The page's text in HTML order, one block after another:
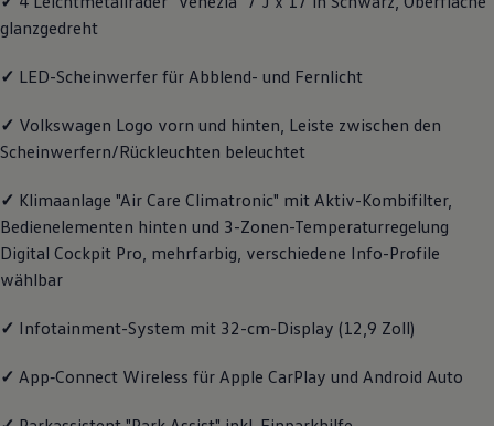
Volkswagen Apps, Login und Shop
Über Ihr Auto
Vorgängermodelle
Volkswagen Kundenbetreuung
Warn- und Kontrollleuchten
Live Beratung
Magazin
Lifestyle
Transport
Volkswagen R
Volkswagen Kundenbetreuung
glanzgedreht
✓ LED-Scheinwerfer für Abblend- und Fernlicht
✓ Volkswagen Logo vorn und hinten, Leiste zwischen den
Scheinwerfern/Rückleuchten beleuchtet
✓ Klimaanlage "Air Care Climatronic" mit Aktiv-Kombifilter,
Bedienelementen hinten und 3-Zonen-Temperaturregelung
Digital Cockpit Pro, mehrfarbig, verschiedene Info-Profile
wählbar
✓ Infotainment-System mit 32-cm-Display (12,9 Zoll)
✓ App‑Connect Wireless für Apple CarPlay und Android Auto